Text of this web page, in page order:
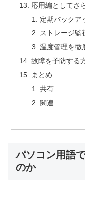
応用編としてさ
定期バックア
ストレージ監
温度管理を徹
故障を予防する
まとめ
共有:
関連
パソコン用語
のか